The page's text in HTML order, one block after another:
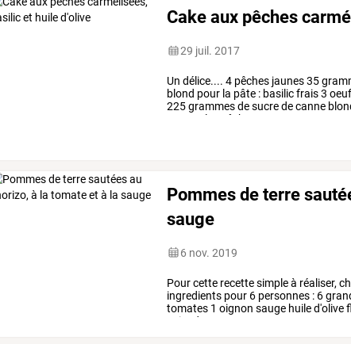
Cake aux pêches
29 juil. 2017
Un délice.... 4 pêches jaunes35
blond pour la pâte : basilicfrais3
225grammesdesucredecanne
les pêches
Pommes de terre
sauge
6 nov. 2019
Pourcette recettesimpleà réaliser,
ingredients pour 6 personnes : 6
tomates 1 oignon sauge huiled'olive
cuire
dans